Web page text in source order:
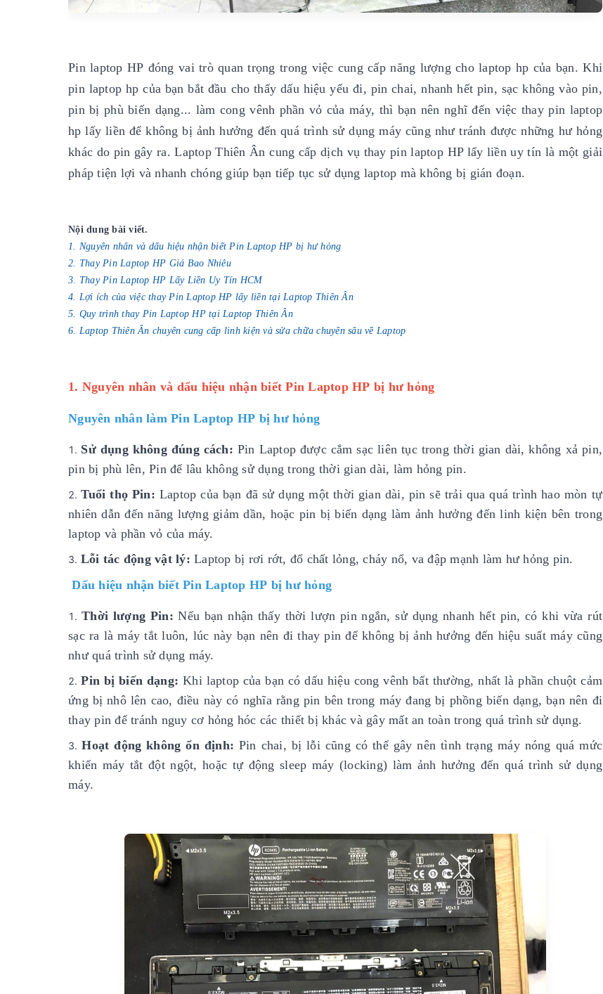
Pin laptop HP đóng vai trò quan trọng trong việc cung cấp năng lượng cho laptop hp của bạn. Khi
pin laptop hp của bạn bắt đầu cho thấy dấu hiệu yếu đi, pin chai, nhanh hết pin, sạc không vào pin,
pin bị phù biến dạng... làm cong vênh phần vỏ của máy, thì bạn nên nghĩ đến việc thay pin laptop
hp lấy liền để không bị ảnh hưởng đến quá trình sử dụng máy cũng như tránh được những hư hỏng
khác do pin gây ra. Laptop Thiên Ân cung cấp dịch vụ thay pin laptop HP lấy liền uy tín là một giải
pháp tiện lợi và nhanh chóng giúp bạn tiếp tục sử dụng laptop mà không bị gián đoạn.
Nội dung bài viết.
1. Nguyên nhân và dấu hiệu nhận biết Pin Laptop HP bị hư hỏng
2. Thay Pin Laptop HP Giá Bao Nhiêu
3. Thay Pin Laptop HP Lấy Liền Uy Tín HCM
4. Lợi ích của việc thay Pin Laptop HP lấy liền tại Laptop Thiên Ân
5. Quy trình thay Pin Laptop HP tại Laptop Thiên Ân
6. Laptop Thiên Ân chuyên cung cấp linh kiện và sửa chữa chuyên sâu về Laptop
1. Nguyên nhân và dấu hiệu nhận biết Pin Laptop HP bị hư hỏng
Nguyên nhân làm Pin Laptop HP bị hư hỏng
Sử dụng không đúng cách: Pin Laptop được cắm sạc liên tục trong thời gian dài, không xả pin,
pin bị phù lên, Pin để lâu không sử dụng trong thời gian dài, làm hỏng pin.
Tuổi thọ Pin: Laptop của bạn đã sử dụng một thời gian dài, pin sẽ trải qua quá trình hao mòn tự
nhiên dẫn đến năng lượng giảm dần, hoặc pin bị biến dạng làm ảnh hưởng đến linh kiện bên trong
laptop và phần vỏ của máy.
Lỗi tác động vật lý: Laptop bị rơi rớt, đổ chất lỏng, cháy nổ, va đập mạnh làm hư hỏng pin.
Dấu hiệu nhận biết Pin Laptop HP bị hư hỏng
Thời lượng Pin: Nếu bạn nhận thấy thời lượn pin ngắn, sử dụng nhanh hết pin, có khi vừa rút
sạc ra là máy tắt luôn, lúc này bạn nên đi thay pin để không bị ảnh hưởng đến hiệu suất máy cũng
như quá trình sử dụng máy.
Pin bị biến dạng: Khi laptop của bạn có dấu hiệu cong vênh bất thường, nhất là phần chuột cảm
ứng bị nhô lên cao, điều này có nghĩa rằng pin bên trong máy đang bị phồng biến dạng, bạn nên đi
thay pin để tránh nguy cơ hỏng hóc các thiết bị khác và gây mất an toàn trong quá trình sử dụng.
Hoạt động không ổn định: Pin chai, bị lỗi cũng có thể gây nên tình trạng máy nóng quá mức
khiến máy tắt đột ngột, hoặc tự động sleep máy (locking) làm ảnh hưởng đến quá trình sử dụng
máy.